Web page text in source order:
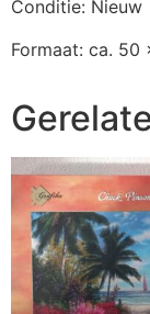
Conditie: Nieuw
Formaat: ca. 50